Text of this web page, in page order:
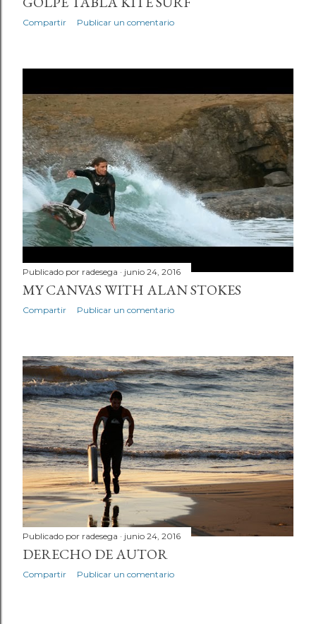
Compartir Publicar un comentario
Publicado por radesega junio 24, 2016
MY CANVAS WITH ALAN STOKES
Compartir Publicar un comentario
Publicado por radesega junio 24, 2016
DERECHO DE AUTOR
Compartir Publicar un comentario